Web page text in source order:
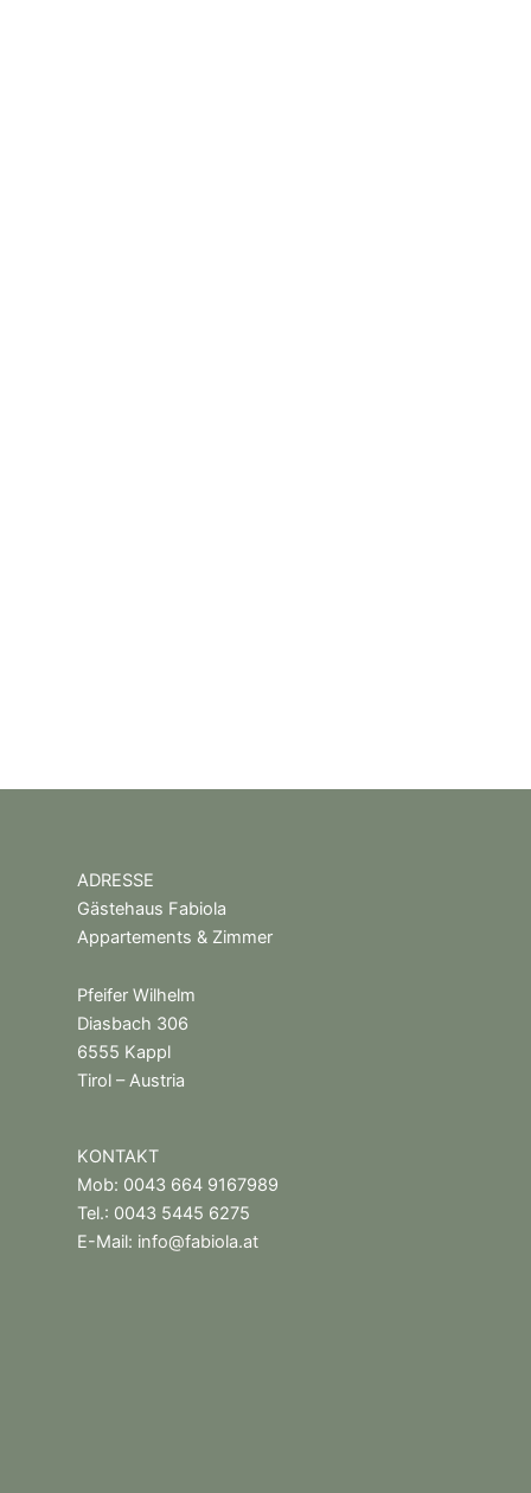
ADRESSE
Gästehaus Fabiola
Appartements & Zimmer
Pfeifer Wilhelm
Diasbach 306
6555 Kappl
Tirol – Austria
KONTAKT
Mob: 0043 664 9167989
Tel.: 0043 5445 6275
E-Mail: info@fabiola.at